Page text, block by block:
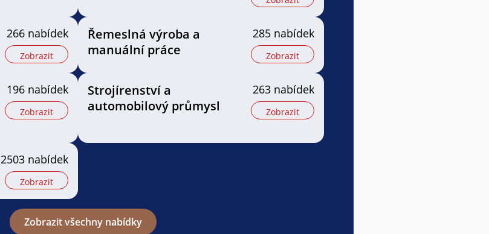
266 nabídek
Zobrazit
Řemeslná výroba a
manuální práce
285 nabídek
Zobrazit
196 nabídek
Zobrazit
Strojírenství a
automobilový průmysl
263 nabídek
Zobrazit
2503 nabídek
Zobrazit
Zobrazit všechny nabídky